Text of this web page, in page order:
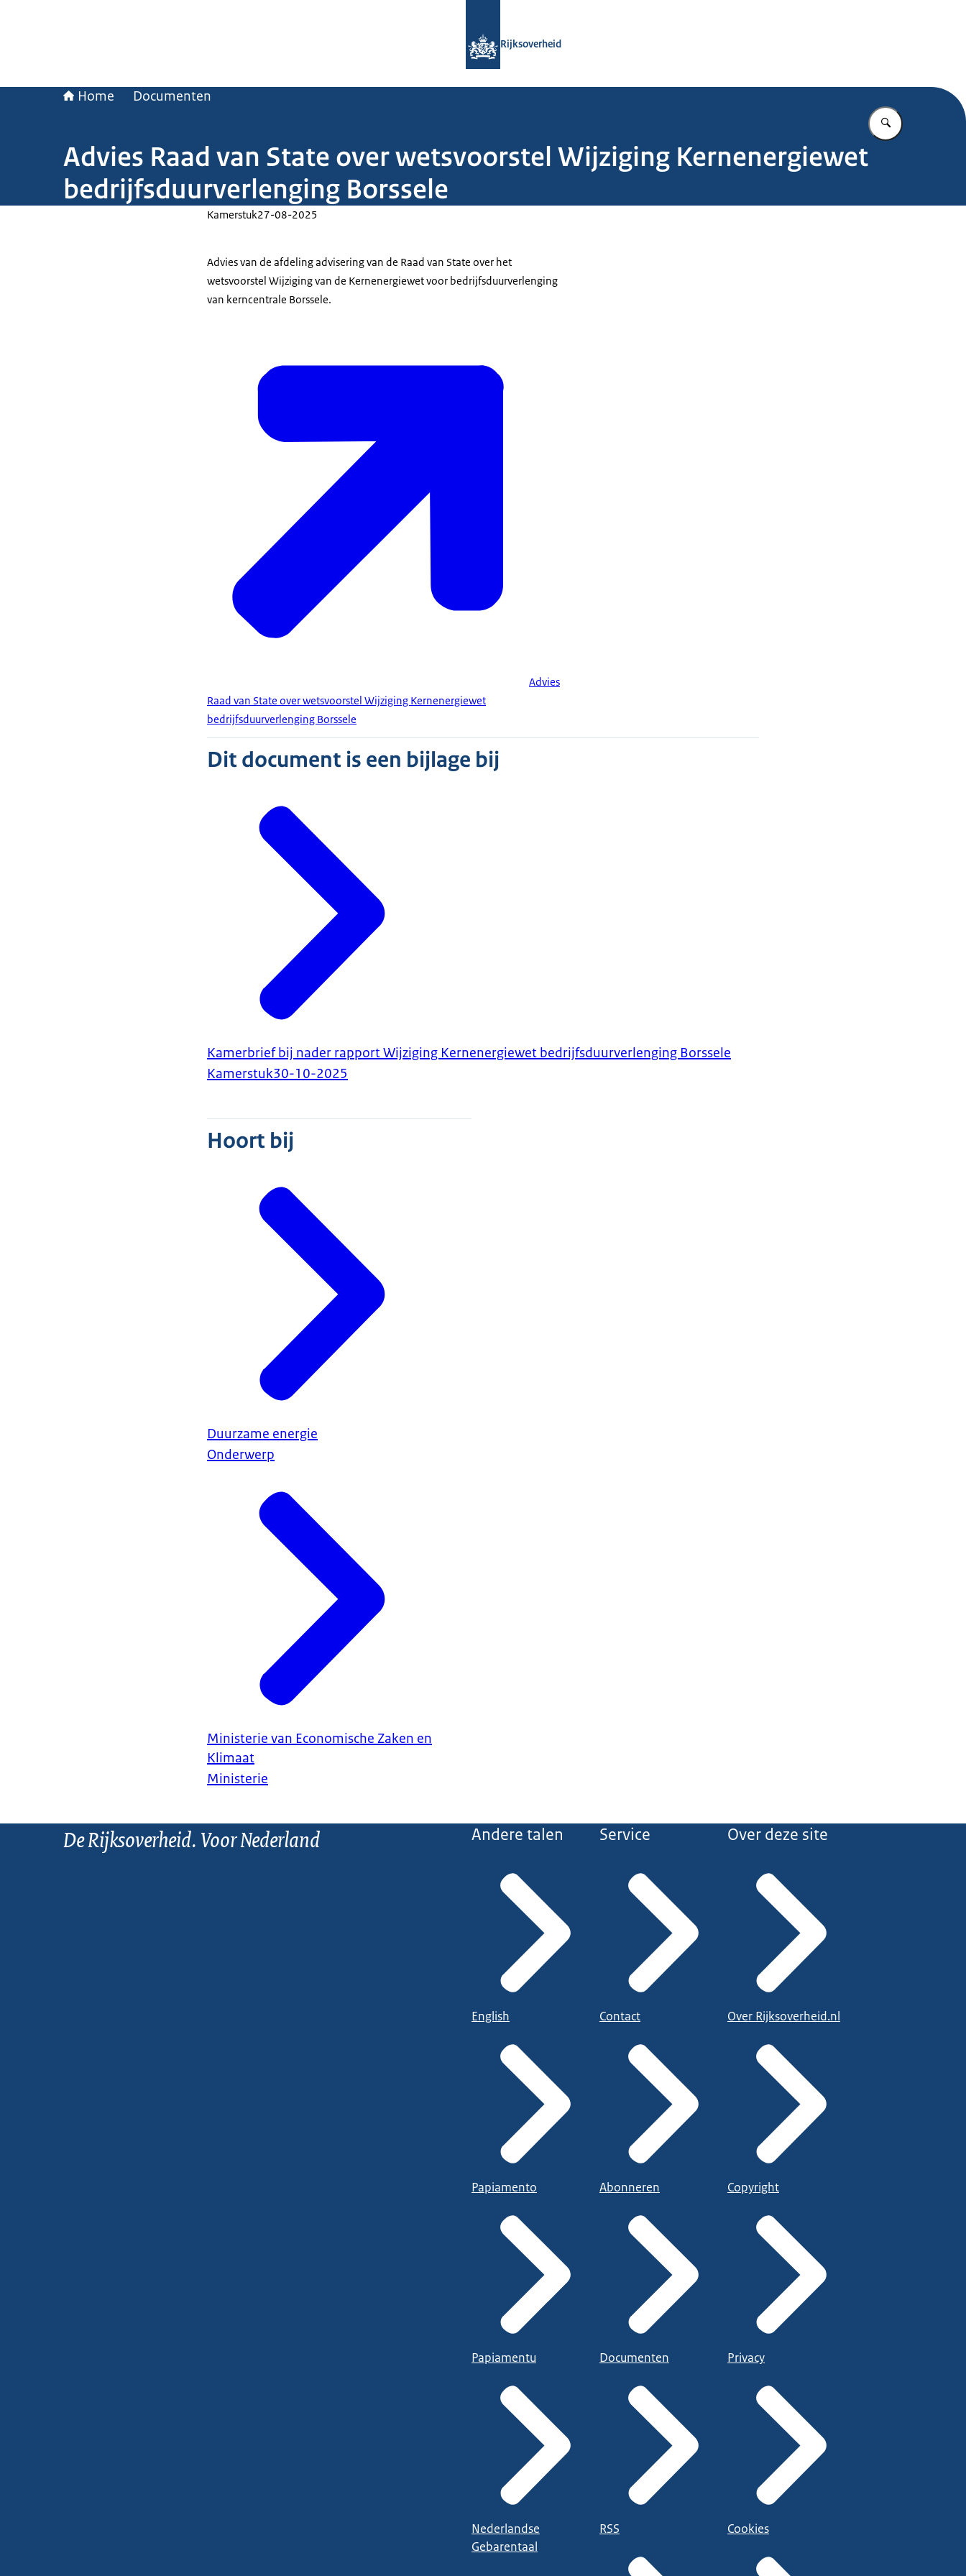
Rijksoverheid
Home Documenten
Vul in wat u
Advies Raad van State over wetsvoorstel Wijziging Kernenergiewet
bedrijfsduurverlenging Borssele
Kamerstuk27-08-2025
Advies van de afdeling advisering van de Raad van State over het
wetsvoorstel Wijziging van de Kernenergiewet voor bedrijfsduurverlenging
van kerncentrale Borssele.
Advies
Raad van State over wetsvoorstel Wijziging Kernenergiewet
bedrijfsduurverlenging Borssele
Dit document is een bijlage bij
Kamerbrief bij nader rapport Wijziging Kernenergiewet bedrijfsduurverlenging Borssele
Kamerstuk30-10-2025
Hoort bij
Duurzame energie
Onderwerp
Ministerie van Economische Zaken en
Klimaat
Ministerie
De Rijksoverheid. Voor Nederland Andere talen
English
Papiamento
Papiamentu
Nederlandse
Gebarentaal
Service
Contact
Abonneren
Documenten
RSS
Over deze site
Over Rijksoverheid.nl
Copyright
Privacy
Cookies